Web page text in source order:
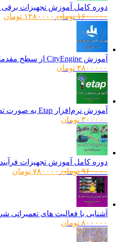
دوره کامل آموزش تجهیزات برقی
۱۶۰۰۰۰۰ تومانقیمت
۱۲۸۰۰۰۰ تومانقیمت
آموزش CityEngine از سطح مقدماتی تا پیشرفته
۳۸۰۰۰۰۰ تومان
آموزش نرم‌افزار Etap به صورت تصویری
۳۰۰۰۰۰ تومان
دوره کامل آموزش تجهیزات فرآیندی
۹۶۰۰۰۰ تومانقیمت
۷۸۰۰۰۰ تومانقیمت
آشنایی با فعالیت های تعمیراتی
۸۰۰۰۰۰ تومان